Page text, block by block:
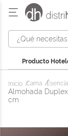
¿Qué necesitas
Producto
Cama
Almohada
cm